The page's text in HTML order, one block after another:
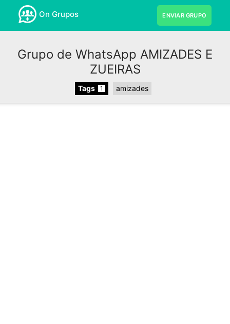
On Grupos ENVIAR GRUPO
Grupo de WhatsApp AMIZADES E
ZUEIRAS
Tags 1 amizades